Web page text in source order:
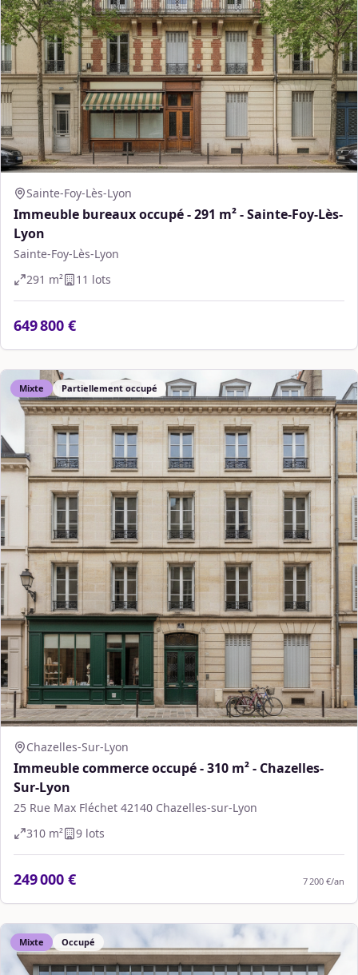
Sainte-Foy-Lès-Lyon
Immeuble bureaux occupé - 291 m² - Sainte-Foy-Lès-
Lyon
Sainte-Foy-Lès-Lyon
291 m² 11 lots
649 800 €
Mixte Partiellement occupé
Chazelles-Sur-Lyon
Immeuble commerce occupé - 310 m² - Chazelles-
Sur-Lyon
25 Rue Max Fléchet 42140 Chazelles-sur-Lyon
310 m² 9 lots
249 000 € 7 200 €/an
Mixte Occupé